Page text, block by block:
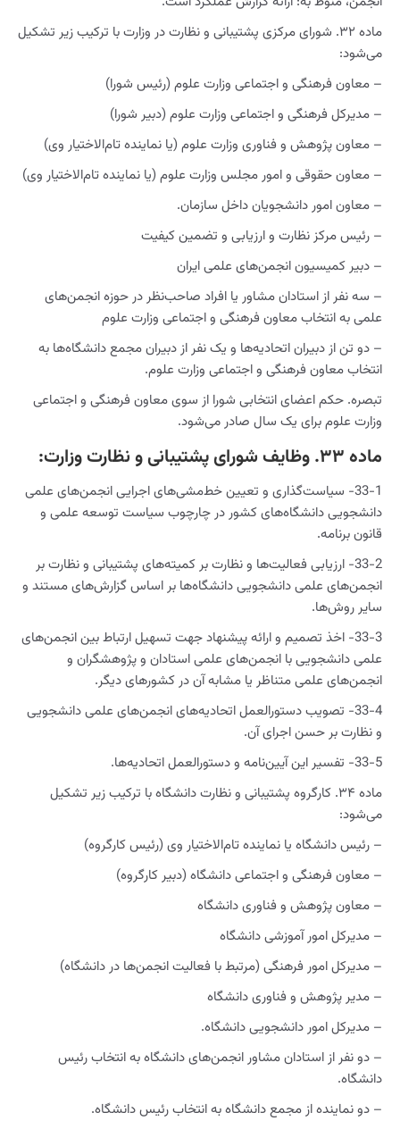
ماده ۳۲. شورای مرکزی پشتیبانی و نظارت در وزارت با ترکیب زیر تشکیل
می‌شود:
– معاون فرهنگی و اجتماعی وزارت علوم (رئیس شورا)
– مدیرکل فرهنگی و اجتماعی وزارت علوم (دبیر شورا)
– معاون پژوهش و فناوری وزارت علوم (یا نماینده تام‌الاختیار وی)
– معاون حقوقی و امور مجلس وزارت علوم (یا نماینده تام‌الاختیار وی)
– معاون امور دانشجویان داخل سازمان.
– رئیس مرکز نظارت و ارزیابی و تضمین کیفیت
– دبیر کمیسیون انجمن‌های علمی ایران
– سه نفر از استادان مشاور یا افراد صاحب‌نظر در حوزه انجمن‌های
علمی به انتخاب معاون فرهنگی و اجتماعی وزارت علوم
– دو تن از دبیران اتحادیه‌ها و یک نفر از دبیران مجمع دانشگاه‌ها به
انتخاب معاون فرهنگی و اجتماعی وزارت علوم.
تبصره. حکم اعضای انتخابی شورا از سوی معاون فرهنگی و اجتماعی
وزارت علوم برای یک سال صادر می‌شود.
ماده ۳۳. وظایف شورای پشتیبانی و نظارت وزارت:
33-1- سیاست‌گذاری و تعیین خط‌مشی‌های اجرایی انجمن‌های علمی
دانشجویی دانشگاه‌های کشور در چارچوب سیاست توسعه علمی و
قانون برنامه.
33-2- ارزیابی فعالیت‌ها و نظارت بر کمیته‌های پشتیبانی و نظارت بر
انجمن‌های علمی دانشجویی دانشگاه‌ها بر اساس گزارش‌های مستند و
سایر روش‌ها.
33-3- اخذ تصمیم و ارائه پیشنهاد جهت تسهیل ارتباط بین انجمن‌های
علمی دانشجویی با انجمن‌های علمی استادان و پژوهشگران و
انجمن‌های علمی متناظر یا مشابه آن در کشورهای دیگر.
33-4- تصویب دستورالعمل اتحادیه‌های انجمن‌های علمی دانشجویی
و نظارت بر حسن اجرای آن.
33-5- تفسیر این آیین‌نامه و دستورالعمل اتحادیه‌ها.
ماده ۳۴. کارگروه پشتیبانی و نظارت دانشگاه با ترکیب زیر تشکیل
می‌شود:
– رئیس دانشگاه یا نماینده تام‌الاختیار وی (رئیس کارگروه)
– معاون فرهنگی و اجتماعی دانشگاه (دبیر کارگروه)
– معاون پژوهش و فناوری دانشگاه
– مدیرکل امور آموزشی دانشگاه
– مدیرکل امور فرهنگی (مرتبط با فعالیت انجمن‌ها در دانشگاه)
– مدیر پژوهش و فناوری دانشگاه
– مدیرکل امور دانشجویی دانشگاه.
– دو نفر از استادان مشاور انجمن‌های دانشگاه به انتخاب رئیس
دانشگاه.
– دو نماینده از مجمع دانشگاه به انتخاب رئیس دانشگاه.